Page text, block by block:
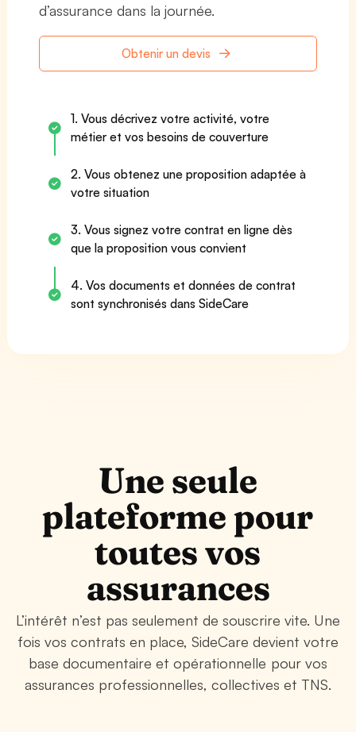
d’assurance dans la journée.
Obtenir un devis
1. Vous décrivez votre activité, votre
métier et vos besoins de couverture
2. Vous obtenez une proposition adaptée à
votre situation
3. Vous signez votre contrat en ligne dès
que la proposition vous convient
4. Vos documents et données de contrat
sont synchronisés dans SideCare
Une seule
plateforme pour
toutes vos
assurances
L’intérêt n’est pas seulement de souscrire vite. Une
fois vos contrats en place, SideCare devient votre
base documentaire et opérationnelle pour vos
assurances professionnelles, collectives et TNS.